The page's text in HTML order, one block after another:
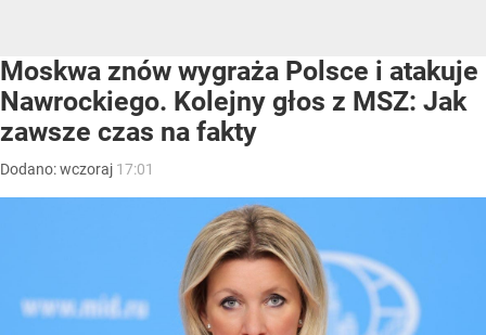
Moskwa znów wygraża Polsce i atakuje
Nawrockiego. Kolejny głos z MSZ: Jak
zawsze czas na fakty
Dodano:wczoraj 17:01